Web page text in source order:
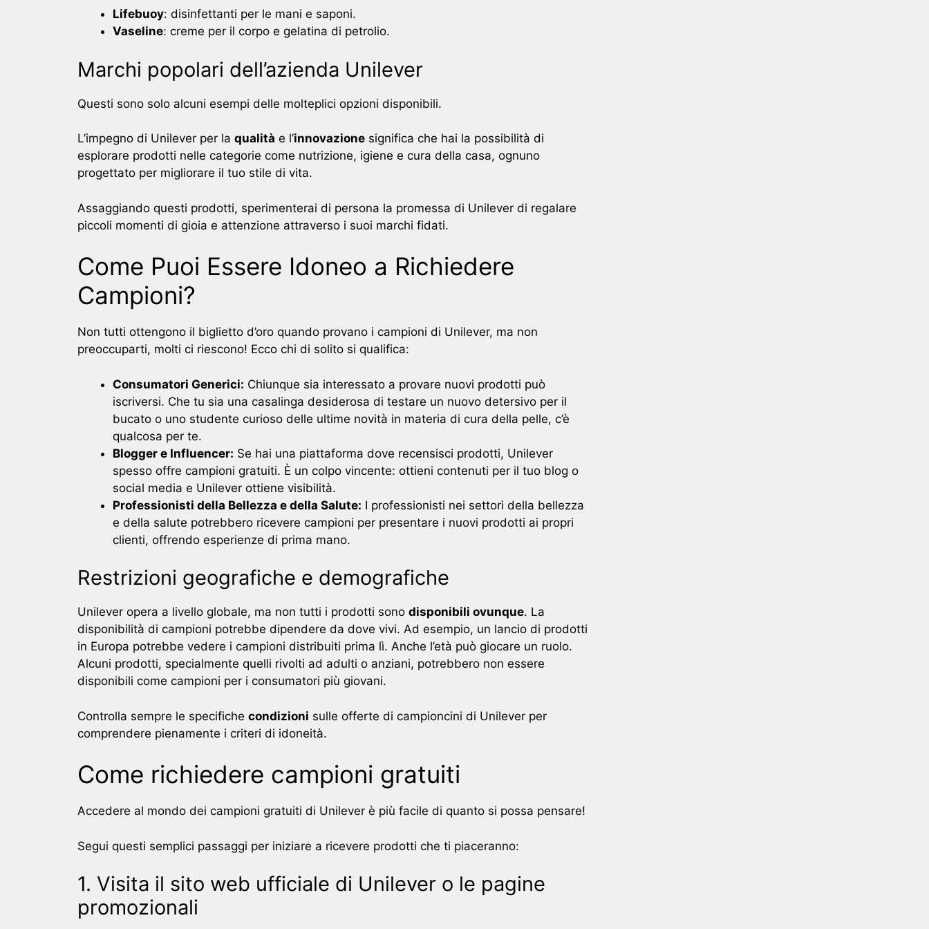
Lifebuoy: disinfettanti per le mani e saponi.
Vaseline: creme per il corpo e gelatina di petrolio.
Marchi popolari dell’azienda Unilever
Questi sono solo alcuni esempi delle molteplici opzioni disponibili.
L’impegno di Unilever per la qualità e l’innovazione significa che hai la possibilità di
esplorare prodotti nelle categorie come nutrizione, igiene e cura della casa, ognuno
progettato per migliorare il tuo stile di vita.
Assaggiando questi prodotti, sperimenterai di persona la promessa di Unilever di regalare
piccoli momenti di gioia e attenzione attraverso i suoi marchi fidati.
Come Puoi Essere Idoneo a Richiedere
Campioni?
Non tutti ottengono il biglietto d’oro quando provano i campioni di Unilever, ma non
preoccuparti, molti ci riescono! Ecco chi di solito si qualifica:
Consumatori Generici: Chiunque sia interessato a provare nuovi prodotti può
iscriversi. Che tu sia una casalinga desiderosa di testare un nuovo detersivo per il
bucato o uno studente curioso delle ultime novità in materia di cura della pelle, c’è
qualcosa per te.
Blogger e Influencer: Se hai una piattaforma dove recensisci prodotti, Unilever
spesso offre campioni gratuiti. È un colpo vincente: ottieni contenuti per il tuo blog o
social media e Unilever ottiene visibilità.
Professionisti della Bellezza e della Salute: I professionisti nei settori della bellezza
e della salute potrebbero ricevere campioni per presentare i nuovi prodotti ai propri
clienti, offrendo esperienze di prima mano.
Restrizioni geografiche e demografiche
Unilever opera a livello globale, ma non tutti i prodotti sono disponibili ovunque. La
disponibilità di campioni potrebbe dipendere da dove vivi. Ad esempio, un lancio di prodotti
in Europa potrebbe vedere i campioni distribuiti prima lì. Anche l’età può giocare un ruolo.
Alcuni prodotti, specialmente quelli rivolti ad adulti o anziani, potrebbero non essere
disponibili come campioni per i consumatori più giovani.
Controlla sempre le specifiche condizioni sulle offerte di campioncini di Unilever per
comprendere pienamente i criteri di idoneità.
Come richiedere campioni gratuiti
Accedere al mondo dei campioni gratuiti di Unilever è più facile di quanto si possa pensare!
Segui questi semplici passaggi per iniziare a ricevere prodotti che ti piaceranno:
1. Visita il sito web ufficiale di Unilever o le pagine
promozionali